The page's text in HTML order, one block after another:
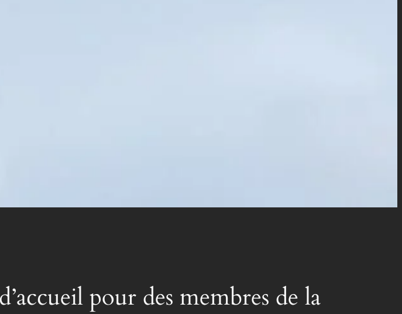
pour des membres de la